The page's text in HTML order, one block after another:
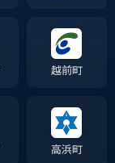
越前町
高浜町